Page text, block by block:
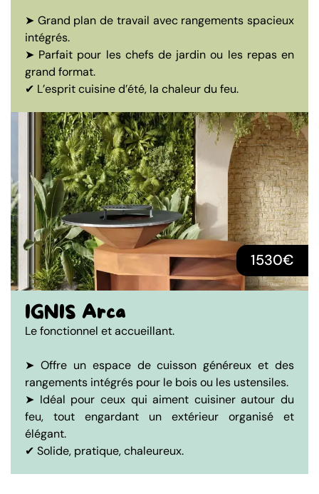
➤ Grand plan de travail avec rangements spacieux
intégrés.
➤ Parfait pour les chefs de jardin ou les repas en
grand format.
✔ L’esprit cuisine d’été, la chaleur du feu.
IGNIS Arca
Le fonctionnel et accueillant.
➤ Offre un espace de cuisson généreux et des
rangements intégrés pour le bois ou les ustensiles.
➤ Idéal pour ceux qui aiment cuisiner autour du
feu, tout engardant un extérieur organisé et
élégant.
✔ Solide, pratique, chaleureux.
1530€